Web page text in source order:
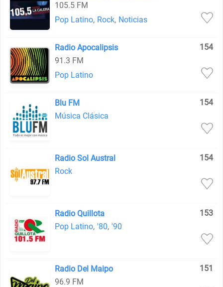
105.5 FM
Pop Latino, Rock, Noticias
Radio Apocalipsis
154
91.3 FM
Pop Latino
Blu FM
154
Música Clásica
Radio Sol Austral
154
Rock
Radio Quillota
153
Pop Latino, '80, '90
Radio Del Maipo
151
96.9 FM